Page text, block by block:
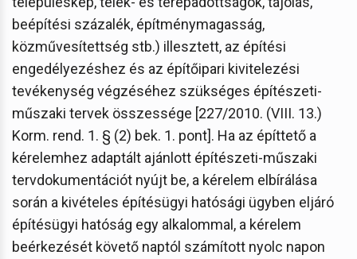
beépítési százalék, építménymagasság,
közművesítettség stb.) illesztett, az építési
engedélyezéshez és az építőipari kivitelezési
tevékenység végzéséhez szükséges építészeti-
műszaki tervek összessége [227/2010. (VIII. 13.)
Korm. rend. 1. § (2) bek. 1. pont]. Ha az építtető a
kérelemhez adaptált ajánlott építészeti-műszaki
tervdokumentációt nyújt be, a kérelem elbírálása
során a kivételes építésügyi hatósági ügyben eljáró
építésügyi hatóság egy alkalommal, a kérelem
beérkezését követő naptól számított nyolc napon